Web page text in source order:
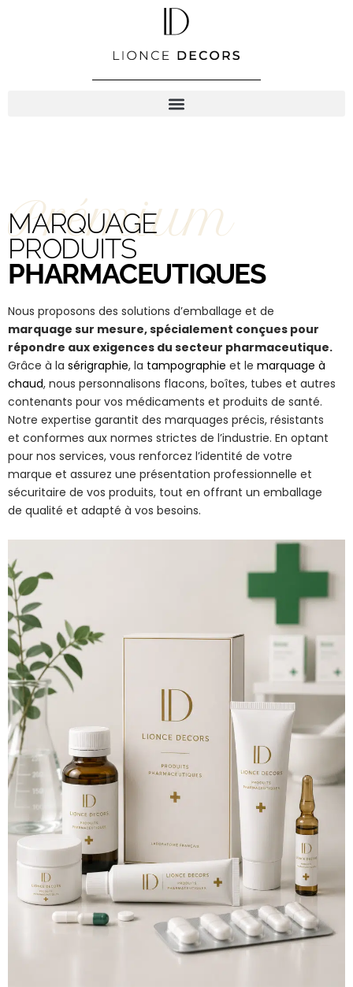
Prémium
MARQUAGE
PRODUITS
PHARMACEUTIQUES
Nous proposons des solutions d’emballage et de
marquage sur mesure, spécialement conçues pour
répondre aux exigences du secteur pharmaceutique.
Grâce à la sérigraphie, la tampographie et le marquage à
chaud, nous personnalisons flacons, boîtes, tubes et autres
contenants pour vos médicaments et produits de santé.
Notre expertise garantit des marquages précis, résistants
et conformes aux normes strictes de l’industrie. En optant
pour nos services, vous renforcez l’identité de votre
marque et assurez une présentation professionnelle et
sécuritaire de vos produits, tout en offrant un emballage
de qualité et adapté à vos besoins.